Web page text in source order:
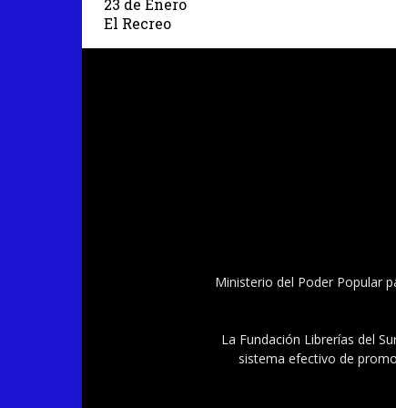
23 de Enero
El Recreo
Ministerio del Poder Popular
La Fundación Librerías del
sistema efectivo de